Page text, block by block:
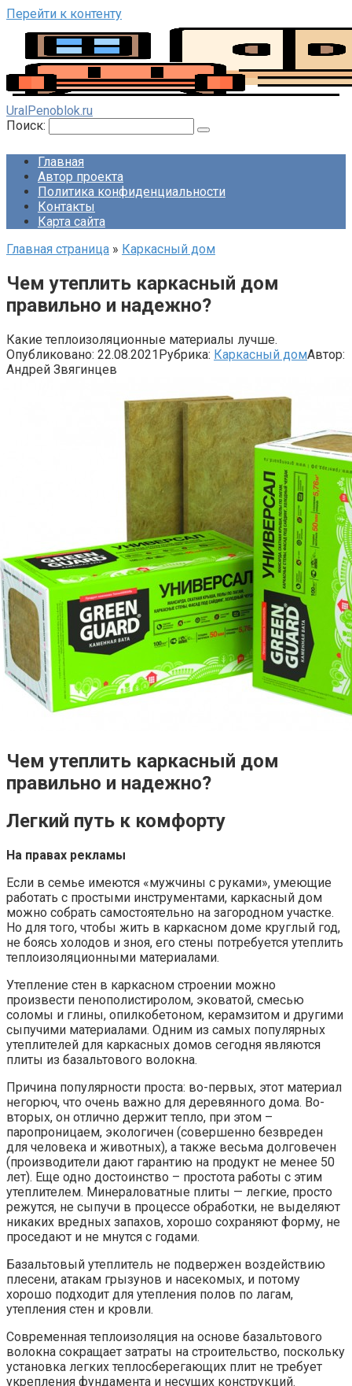
Перейти к контенту
UralPenoblok.ru
Поиск:
Главная
Автор проекта
Политика конфиденциальности
Контакты
Карта сайта
Главная страница » Каркасный дом
Чем утеплить каркасный дом
правильно и надежно?
Какие теплоизоляционные материалы лучше.
Опубликовано: 22.08.2021Рубрика: Каркасный домАвтор:
Андрей Звягинцев
Чем утеплить каркасный дом
правильно и надежно?
Легкий путь к комфорту
На правах рекламы
Если в семье имеются «мужчины с руками», умеющие
работать с простыми инструментами, каркасный дом
можно собрать самостоятельно на загородном участке.
Но для того, чтобы жить в каркасном доме круглый год,
не боясь холодов и зноя, его стены потребуется утеплить
теплоизоляционными материалами.
Утепление стен в каркасном строении можно
произвести пенополистиролом, эковатой, смесью
соломы и глины, опилкобетоном, керамзитом и другими
сыпучими материалами. Одним из самых популярных
утеплителей для каркасных домов сегодня являются
плиты из базальтового волокна.
Причина популярности проста: во-первых, этот материал
негорюч, что очень важно для деревянного дома. Во-
вторых, он отлично держит тепло, при этом –
паропроницаем, экологичен (совершенно безвреден
для человека и животных), а также весьма долговечен
(производители дают гарантию на продукт не менее 50
лет). Еще одно достоинство – простота работы с этим
утеплителем. Минераловатные плиты — легкие, просто
режутся, не сыпучи в процессе обработки, не выделяют
никаких вредных запахов, хорошо сохраняют форму, не
проседают и не мнутся с годами.
Базальтовый утеплитель не подвержен воздействию
плесени, атакам грызунов и насекомых, и потому
хорошо подходит для утепления полов по лагам,
утепления стен и кровли.
Современная теплоизоляция на основе базальтового
волокна сокращает затраты на строительство, поскольку
установка легких теплосберегающих плит не требует
укрепления фундамента и несущих конструкций.